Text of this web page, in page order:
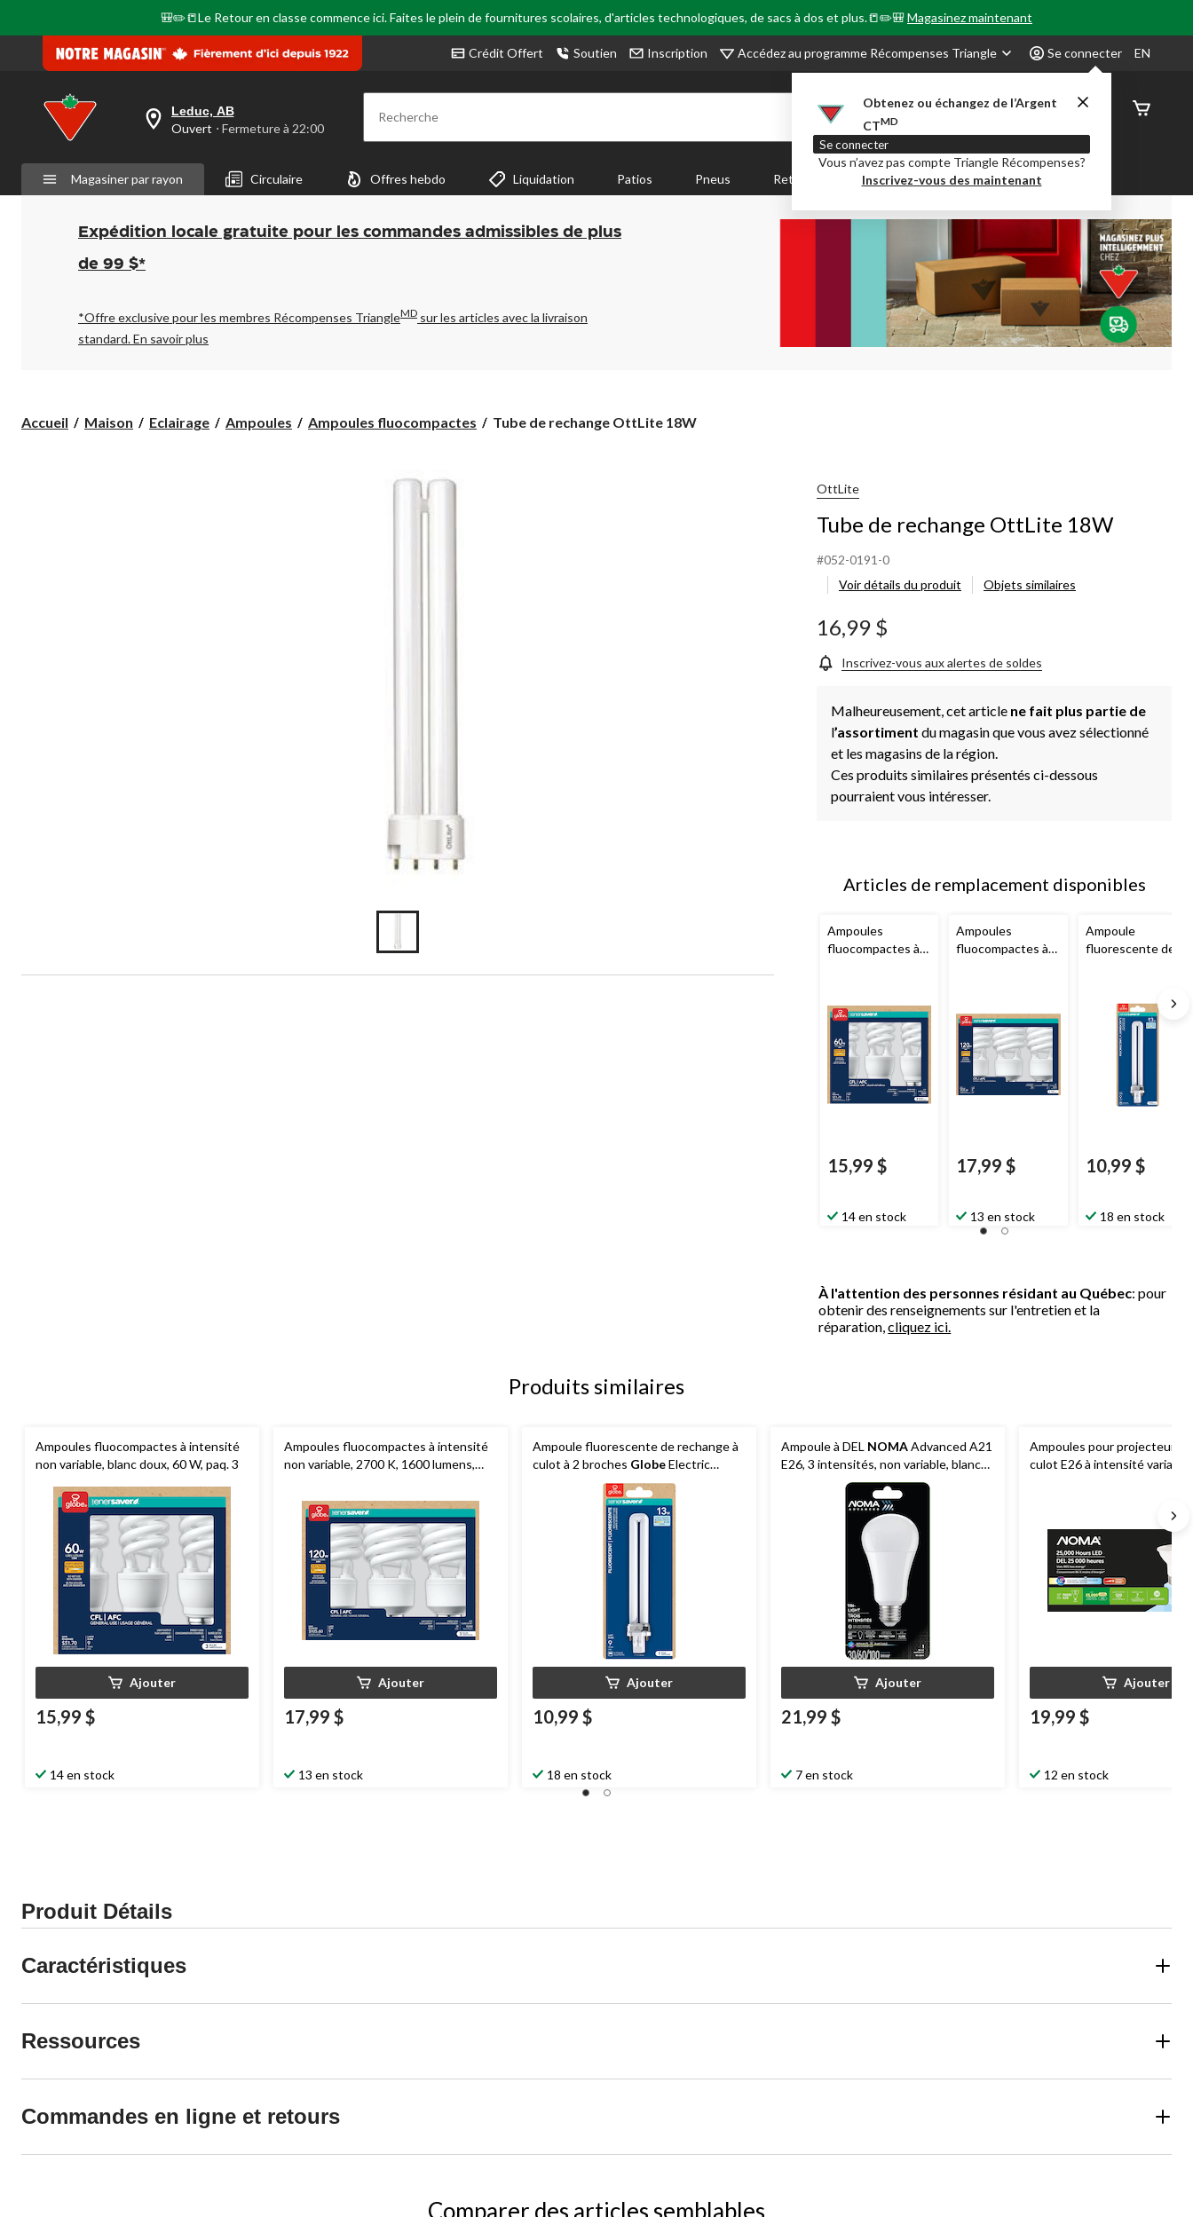
🎒✏️📒Le Retour en classe commence ici. Faites le plein de fournitures scolaires, d'articles technologiques, de sacs à dos et plus.📒✏️🎒Magasinez maintenant
Crédit Offert Soutien Inscription Accédez au programme Récompenses Triangle Se connecter
Obtenez ou échangez de l’Argent
CTMD
Se connecter
Vous n’avez pas compte Triangle Récompenses?
Inscrivez-vous des maintenant
EN
votre
est
Leduc,
AB,
Ouvert,
Fermeture
à
pour
changer
Leduc, AB
Ouvert ⋅ Fermeture à 22:00 Recherche
État de
Magasiner par rayon Circulaire Offres hebdo Liquidation Patios Pneus Retour en Classe Party City Centre-auto
Expédition locale gratuite pour les commandes admissibles de plus
de 99 $*
*Offre exclusive pour les membres Récompenses TriangleMD sur les articles avec la livraison
standard.En savoir plus
Accueil Maison Eclairage Ampoules Ampoules fluocompactes
Tube
Tube de rechange OttLite 18W
OttLite
Tube de rechange OttLite 18W
#052-0191-0
Voir détails du produit
Objets similaires
16,99 $
Inscrivez-vous aux alertes de soldes
Malheureusement, cet article ne fait plus partie de
l’assortiment du magasin que vous avez sélectionné
et les magasins de la région.
Ces produits similaires présentés ci-dessous
pourraient vous intéresser.
Articles de remplacement disponibles
Ampoules
fluocompactes à
15,99 $
14 en stock
Ampoules
fluocompactes à
blanc doux, 120W,
paq. 3
17,99 $
13 en stock
Ampoule
fluorescente de
Electric EnerSaver,
blanc froid, 13 W
10,99 $
18 en stock
À l'attention des personnes résidant au Québec: pour
obtenir des renseignements sur l'entretien et la
réparation,cliquez ici.
Produits similaires
Ampoules fluocompactes à intensité
non variable, blanc doux, 60 W, paq. 3
Ajouter
15,99 $
14 en stock
Ampoules fluocompactes à intensité
non variable, 2700 K, 1600 lumens,
Ajouter
17,99 $
13 en stock
Ampoule fluorescente de rechange à
culot à 2 broches GlobeElectric
EnerSaver, blanc froid, 13 W
Ajouter
10,99 $
18 en stock
Ampoule à DEL NOMAAdvanced A21
E26, 3 intensités, non variable, blanc
chaud, 30 W/60 W/100 W
Ajouter
21,99 $
7 en stock
Ampoules pour projecteur à
culot E26 à intensité variable
Ajouter
19,99 $
12 en stock
Produit Détails
Caractéristiques
Ressources
Commandes en ligne et retours
Comparer des articles semblables